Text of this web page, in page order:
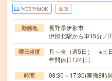
WEB登録OK 派遣
勤務地
長野県伊那市
伊那北駅から車15分／
曜日頻度
月～金（週5日） ※土
年間休日124日）
時間 08:30～17:30(実働8時